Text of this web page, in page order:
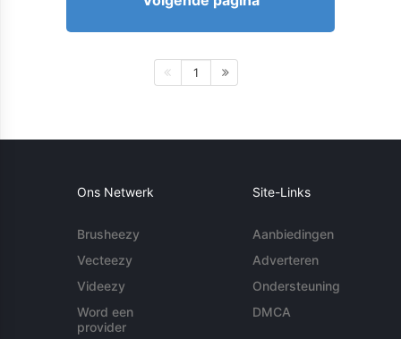
1
Ons Netwerk
Brusheezy
Vecteezy
Videezy
Word een
provider
Site-Links
Aanbiedingen
Adverteren
Ondersteuning
DMCA